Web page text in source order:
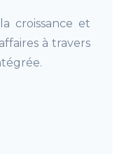
croissance et
à travers